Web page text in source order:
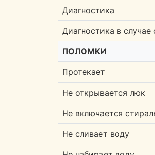
Диагностика
Диагностика в случае
ПОЛОМКИ
Протекает
Не открывается люк
Не включается
Не сливает воду